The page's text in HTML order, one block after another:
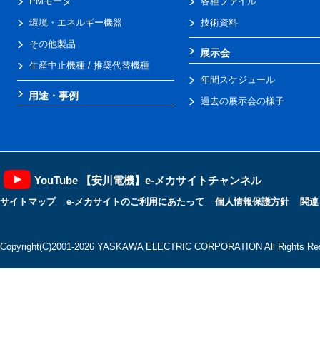
環境・エネルギー機器
その他製品
生産中止機種 / 推奨代替機種
用途・事例
技術資料
展示会
年間スケジュール
過去の展示会の様子
YouTube 【安川電機】e-メカサイトチャンネル
サイトマップ e-メカサイトのご利用にあたって 個人情報保護方針 関
Copyright(C)2001‐2026 YASKAWA ELECTRIC CORPORATION All Rights